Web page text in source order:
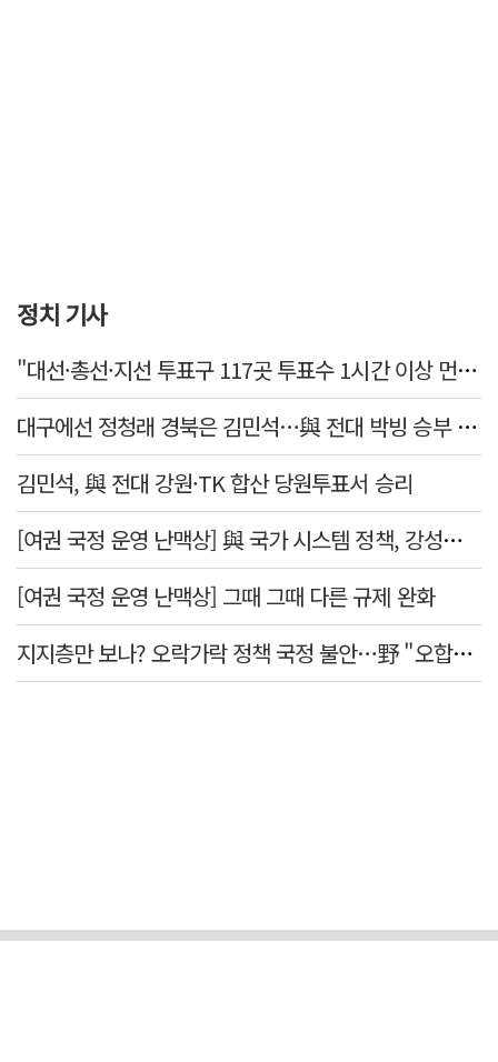
정치 기사
"대선·총선·지선 투표구 117곳 투표수 1시간 이상 먼저 입력"
대구에선 정청래 경북은 김민석…與 전대 박빙 승부 이어간다
김민석, 與 전대 강원·TK 합산 당원투표서 승리
[여권 국정 운영 난맥상] 與 국가 시스템 정책, 강성층 결집에 의존
[여권 국정 운영 난맥상] 그때 그때 다른 규제 완화
지지층만 보나? 오락가락 정책 국정 불안…野 "오합지졸"